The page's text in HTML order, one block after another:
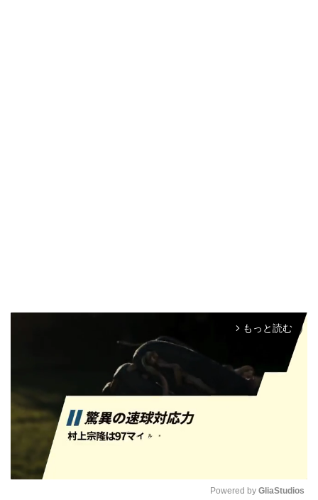
arrow_forward_ios もっと読む
Powered by GliaStudios